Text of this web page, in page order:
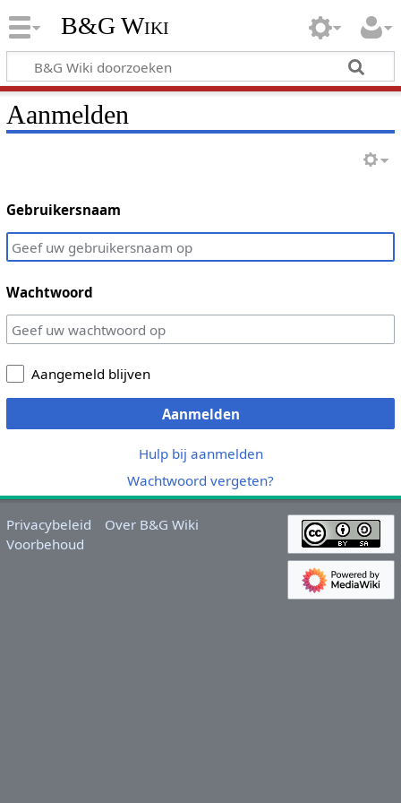
B&G Wiki
Aanmelden
Gebruikersnaam
Wachtwoord
Aangemeld blijven
Aanmelden
Hulp bij aanmelden
Wachtwoord vergeten?
Privacybeleid
Over B&G Wiki
Voorbehoud